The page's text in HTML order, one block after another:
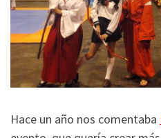
Hace un año nos comentaba